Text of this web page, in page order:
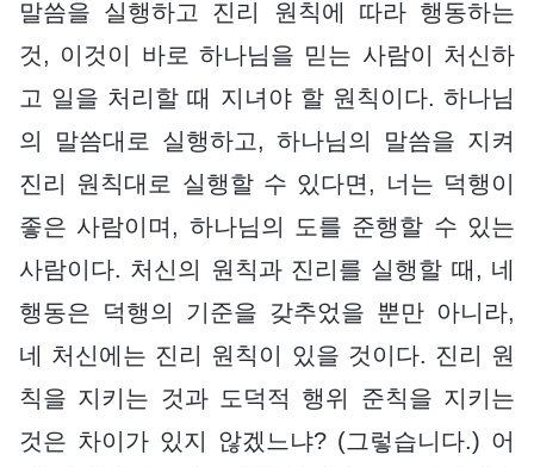
말씀을 실행하고 진리 원칙에 따라 행동하는
것, 이것이 바로 하나님을 믿는 사람이 처신하
고 일을 처리할 때 지녀야 할 원칙이다. 하나님
의 말씀대로 실행하고, 하나님의 말씀을 지켜
진리 원칙대로 실행할 수 있다면, 너는 덕행이
좋은 사람이며, 하나님의 도를 준행할 수 있는
사람이다. 처신의 원칙과 진리를 실행할 때, 네
행동은 덕행의 기준을 갖추었을 뿐만 아니라,
네 처신에는 진리 원칙이 있을 것이다. 진리 원
칙을 지키는 것과 도덕적 행위 준칙을 지키는
것은 차이가 있지 않겠느냐? (그렇습니다.) 어